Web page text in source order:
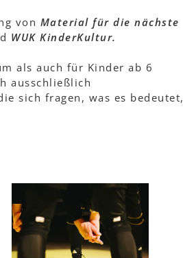
von Material für die nächste
WUK KinderKultur.
als auch für Kinder ab 6
ausschließlich
sich fragen, was es bedeutet,